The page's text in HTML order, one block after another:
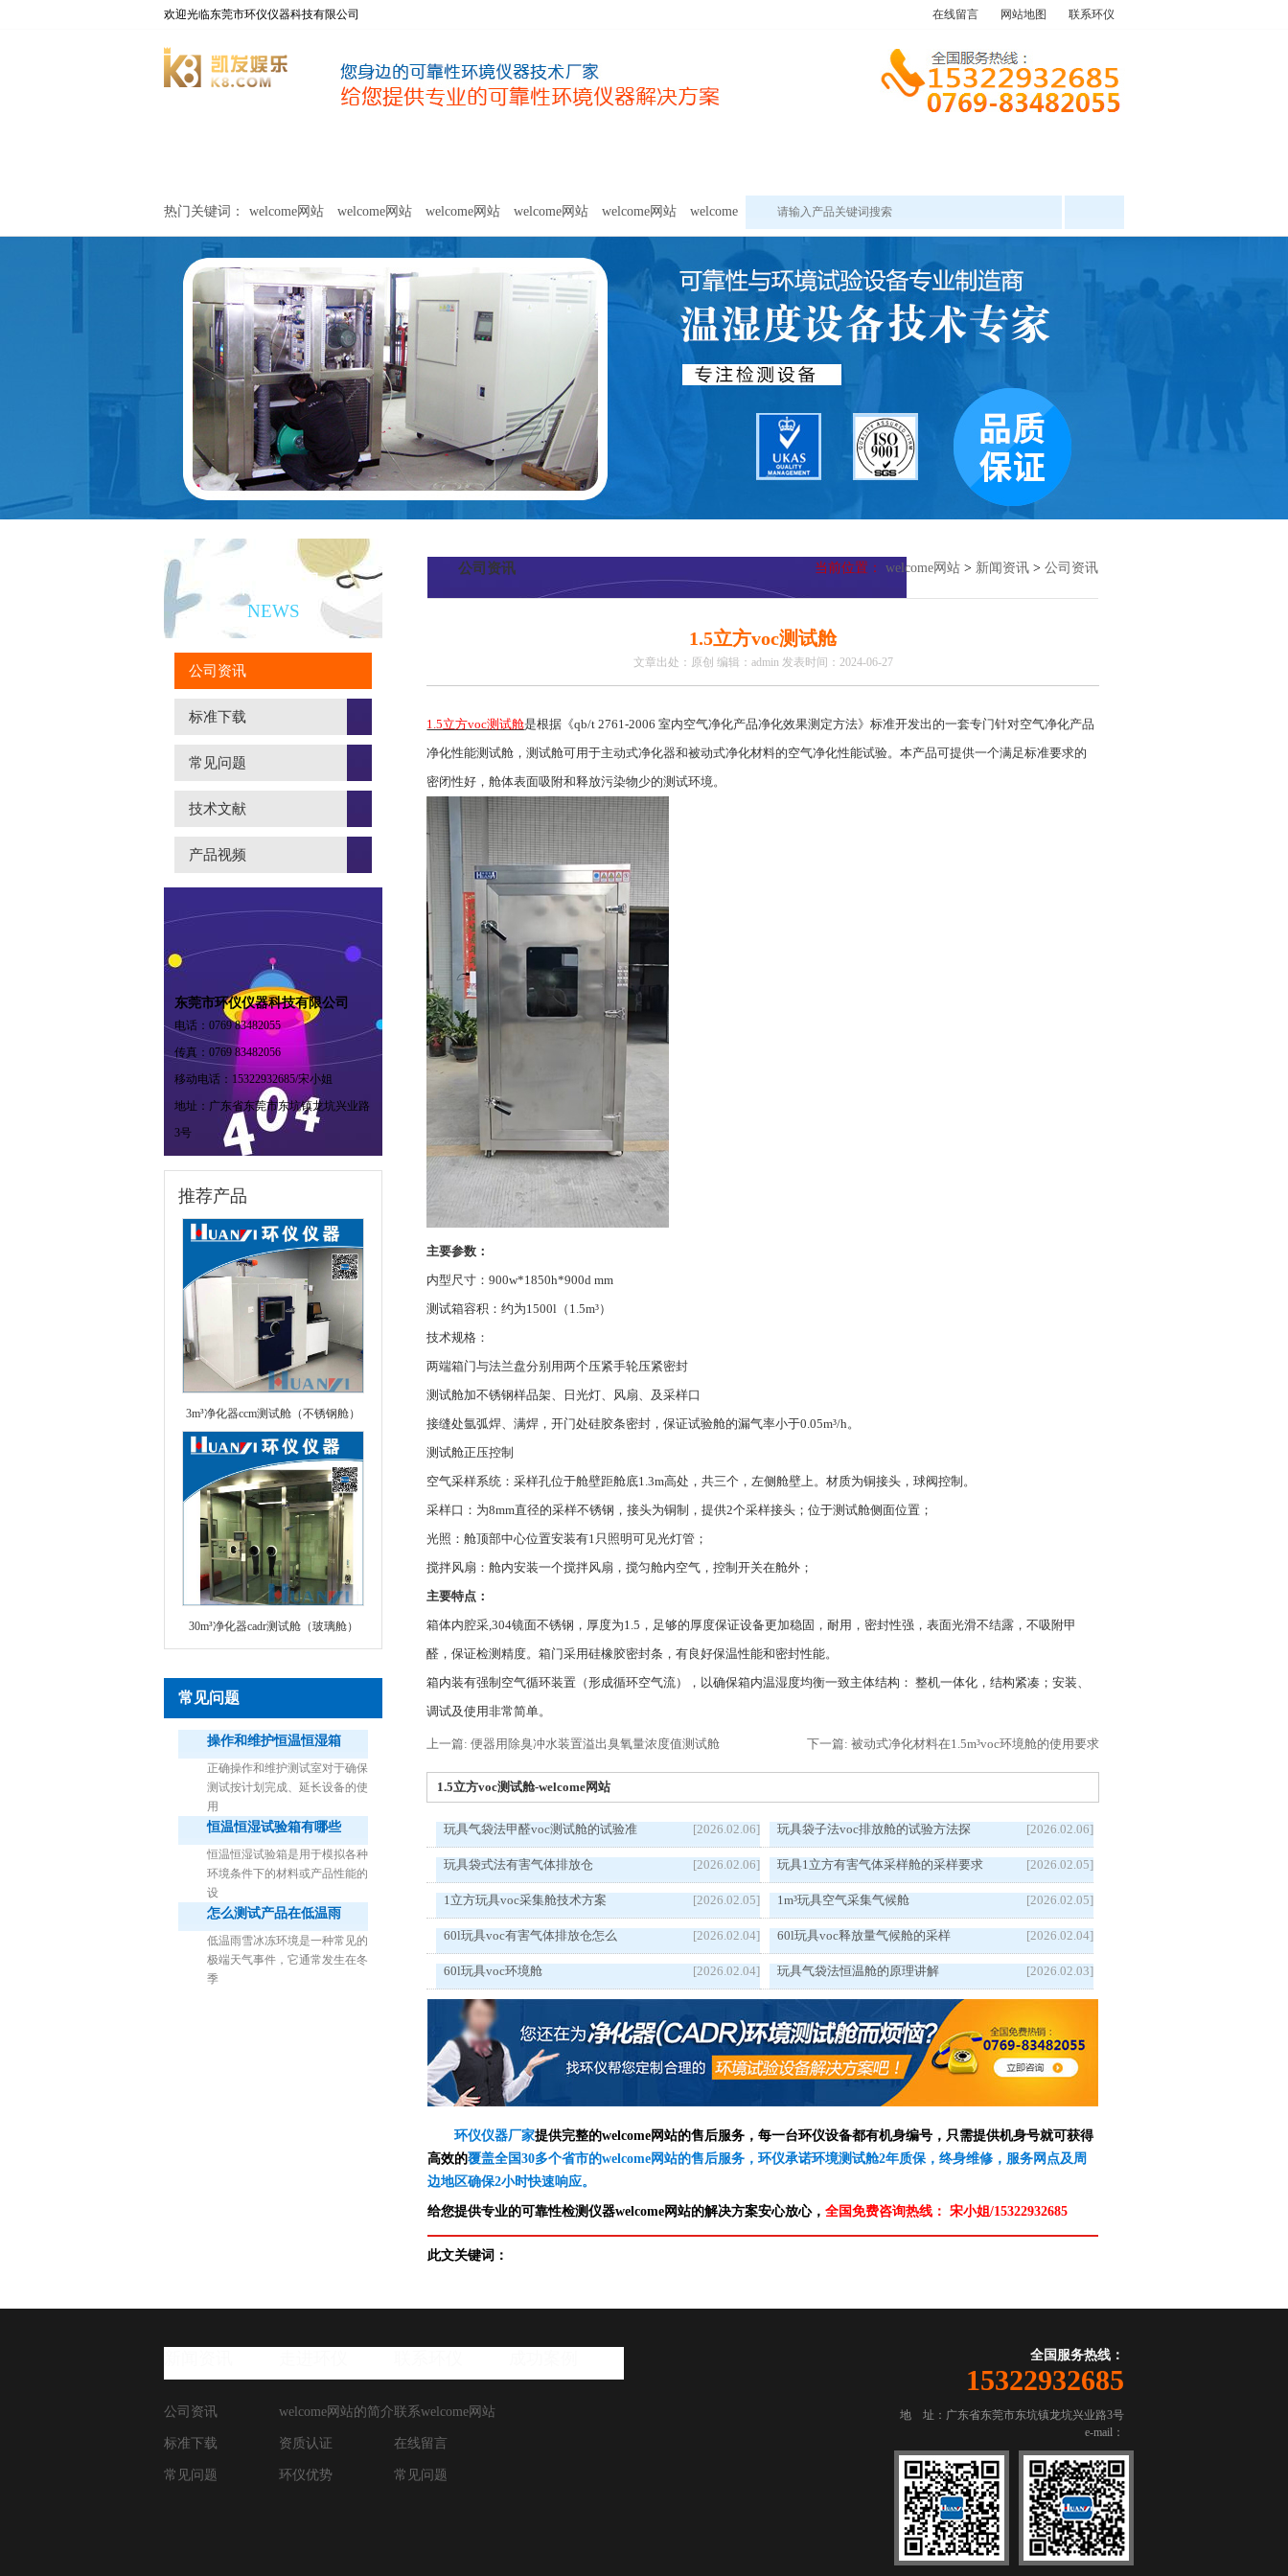
欢迎光临东莞市环仪仪器科技有限公司 在线留言 网站地图 联系环仪
关于环仪 联系环仪
热门关键词： welcome网站 welcome网站 welcome网站 welcome网站 welcome网站 welcome
网站 welcome网站
新闻资讯
NEWS
公司资讯
标准下载
常见问题
技术文献
产品视频
东莞市环仪仪器科技有限公司
电话：0769 83482055
传真：0769 83482056
移动电话：15322932685/宋小姐
地址：广东省东莞市东坑镇龙坑兴业路
3号
推荐产品
3m³净化器ccm测试舱（不锈钢舱）
30m³净化器cadr测试舱（玻璃舱）
常见问题
操作和维护恒温恒湿箱
正确操作和维护测试室对于确保
测试按计划完成、延长设备的使
用
恒温恒湿试验箱有哪些
恒温恒湿试验箱是用于模拟各种
环境条件下的材料或产品性能的
设
怎么测试产品在低温雨
低温雨雪冰冻环境是一种常见的
极端天气事件，它通常发生在冬
季
当前位置： welcome网站 > 新闻资讯 > 公司资讯
公司资讯
1.5立方voc测试舱
文章出处：原创 编辑：admin 发表时间：2024-06-27
1.5立方voc测试舱是根据《qb/t 2761-2006 室内空气净化产品净化效果测定方法》标准开发出的一套专门针对空气净化产品
净化性能测试舱，测试舱可用于主动式净化器和被动式净化材料的空气净化性能试验。本产品可提供一个满足标准要求的
密闭性好，舱体表面吸附和释放污染物少的测试环境。
主要参数：
内型尺寸：900w*1850h*900d mm
测试箱容积：约为1500l（1.5m³）
技术规格：
两端箱门与法兰盘分别用两个压紧手轮压紧密封
测试舱加不锈钢样品架、日光灯、风扇、及采样口
接缝处氩弧焊、满焊，开门处硅胶条密封，保证试验舱的漏气率小于0.05m³/h。
测试舱正压控制
空气采样系统：采样孔位于舱壁距舱底1.3m高处，共三个，左侧舱壁上。材质为铜接头，球阀控制。
采样口：为8mm直径的采样不锈钢，接头为铜制，提供2个采样接头；位于测试舱侧面位置；
光照：舱顶部中心位置安装有1只照明可见光灯管；
搅拌风扇：舱内安装一个搅拌风扇，搅匀舱内空气，控制开关在舱外；
主要特点：
箱体内腔采,304镜面不锈钢，厚度为1.5，足够的厚度保证设备更加稳固，耐用，密封性强，表面光滑不结露，不吸附甲
醛，保证检测精度。箱门采用硅橡胶密封条，有良好保温性能和密封性能。
箱内装有强制空气循环装置（形成循环空气流），以确保箱内温湿度均衡一致主体结构： 整机一体化，结构紧凑；安装、
调试及使用非常简单。
上一篇: 便器用除臭冲水装置溢出臭氧量浓度值测试舱 下一篇: 被动式净化材料在1.5m³voc环境舱的使用要求
1.5立方voc测试舱-welcome网站
[2026.02.06]
玩具气袋法甲醛voc测试舱的试验准 [2026.02.06]
玩具袋子法voc排放舱的试验方法探
[2026.02.06]
玩具袋式法有害气体排放仓 [2026.02.05]
玩具1立方有害气体采样舱的采样要求
[2026.02.05]
1立方玩具voc采集舱技术方案 [2026.02.05]
1m³玩具空气采集气候舱
[2026.02.04]
60l玩具voc有害气体排放仓怎么 [2026.02.04]
60l玩具voc释放量气候舱的采样
[2026.02.04]
60l玩具voc环境舱 [2026.02.03]
玩具气袋法恒温舱的原理讲解
环仪仪器厂家提供完整的welcome网站的售后服务，每一台环仪设备都有机身编号，只需提供机身号就可获得
高效的覆盖全国30多个省市的welcome网站的售后服务，环仪承诺环境测试舱2年质保，终身维修，服务网点及周
边地区确保2小时快速响应。
给您提供专业的可靠性检测仪器welcome网站的解决方案安心放心， 全国免费咨询热线： 宋小姐/15322932685
此文关键词：
公司资讯
标准下载
常见问题
welcome网站的简介
资质认证
环仪优势
联系welcome网站
在线留言
常见问题
全国服务热线：
15322932685
地 址：广东省东莞市东坑镇龙坑兴业路3号
e-mail：